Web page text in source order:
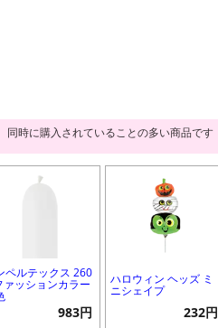
同時に購入されていることの多い商品です
ペルテックス 260
ァッションカラー
983円
ハロウィン ヘッズ ミ
ニシェイプ
232円